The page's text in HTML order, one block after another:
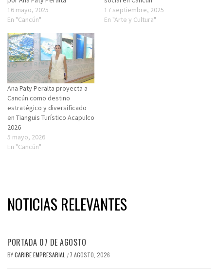
16 mayo, 2025
En "Cancún"
17 septiembre, 2025
En "Arte y Cultura"
Ana Paty Peralta proyecta a
Cancún como destino
estratégico y diversificado
en Tianguis Turístico Acapulco
2026
5 mayo, 2026
En "Cancún"
NOTICIAS RELEVANTES
PORTADA 07 DE AGOSTO
BYCARIBE EMPRESARIAL / 7 AGOSTO, 2026